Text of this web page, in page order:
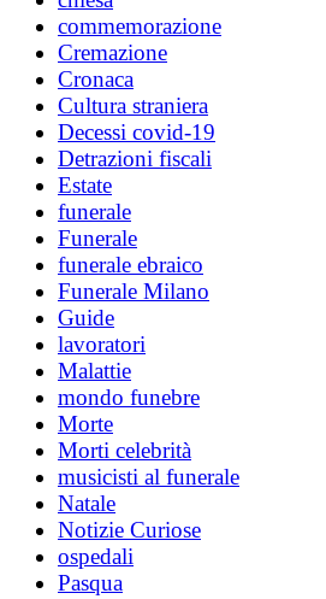
commemorazione
Cremazione
Cronaca
Cultura straniera
Decessi covid-19
Detrazioni fiscali
Estate
funerale
Funerale
funerale ebraico
Funerale Milano
Guide
lavoratori
Malattie
mondo funebre
Morte
Morti celebrità
musicisti al funerale
Natale
Notizie Curiose
ospedali
Pasqua